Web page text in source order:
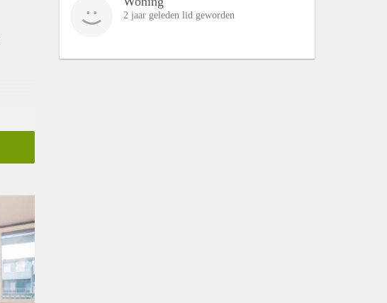
2 jaar geleden lid geworden